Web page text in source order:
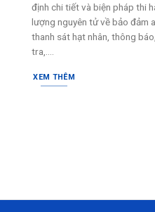
định chi tiết và biện pháp thi
lượng nguyên tử về bảo đảm
thanh sát hạt nhân, thông
tra,....
XEM THÊM